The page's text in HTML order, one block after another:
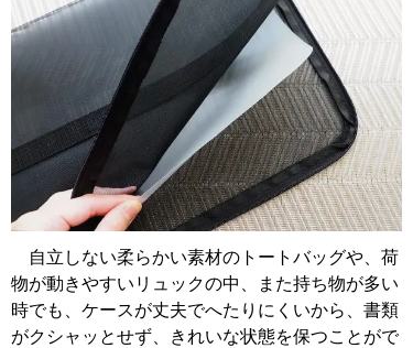
自立しない柔らかい素材のトートバッグや、荷
物が動きやすいリュックの中、また持ち物が多い
時でも、ケースが丈夫でへたりにくいから、書類
がクシャッとせず、きれいな状態を保つことがで